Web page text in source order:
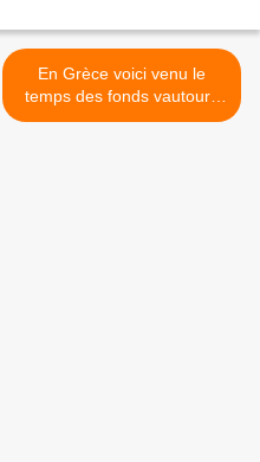
En Grèce voici venu le
temps des fonds vautours
(CATDM) >